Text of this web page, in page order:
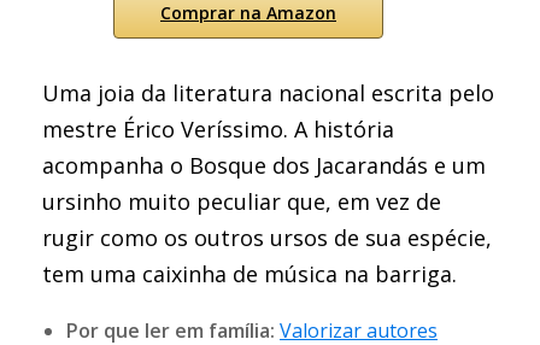
Comprar na Amazon
Uma joia da literatura nacional escrita pelo
mestre Érico Veríssimo. A história
acompanha o Bosque dos Jacarandás e um
ursinho muito peculiar que, em vez de
rugir como os outros ursos de sua espécie,
tem uma caixinha de música na barriga.
Por que ler em família: Valorizar autores